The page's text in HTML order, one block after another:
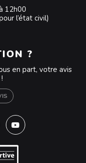
12h00
l’état civil)
?
en part, votre avis
Twitter
vers le compte
Lien vers la chaîne